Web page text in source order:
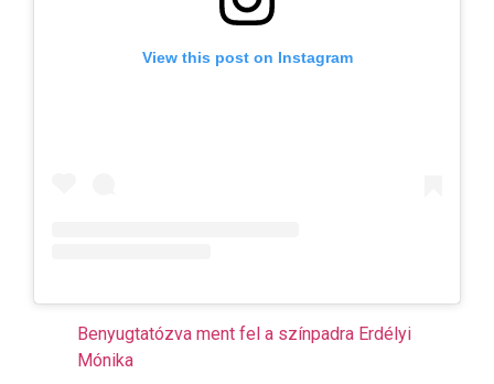
View this post on Instagram
Benyugtatózva ment fel a színpadra Erdélyi
Mónika